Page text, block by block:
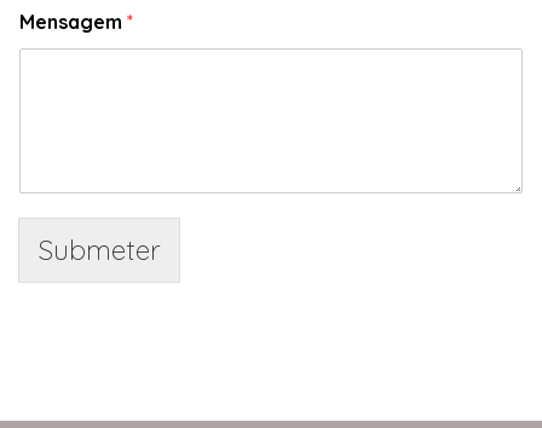
Mensagem *
Submeter